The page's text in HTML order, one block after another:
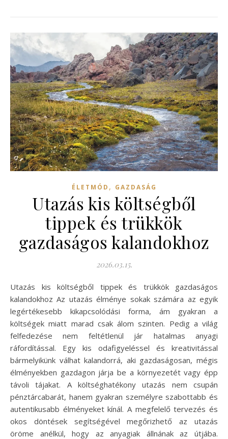
ÉLETMÓD , GAZDASÁG
Utazás kis költségből
tippek és trükkök
gazdaságos kalandokhoz
2026.03.15.
Utazás kis költségből tippek és trükkök gazdaságos
kalandokhoz Az utazás élménye sokak számára az egyik
legértékesebb kikapcsolódási forma, ám gyakran a
költségek miatt marad csak álom szinten. Pedig a világ
felfedezése nem feltétlenül jár hatalmas anyagi
ráfordítással. Egy kis odafigyeléssel és kreativitással
bármelyikünk válhat kalandorrá, aki gazdaságosan, mégis
élményekben gazdagon járja be a környezetét vagy épp
távoli tájakat. A költséghatékony utazás nem csupán
pénztárcabarát, hanem gyakran személyre szabottabb és
autentikusabb élményeket kínál. A megfelelő tervezés és
okos döntések segítségével megőrizhető az utazás
öröme anélkül, hogy az anyagiak állnának az útjába.